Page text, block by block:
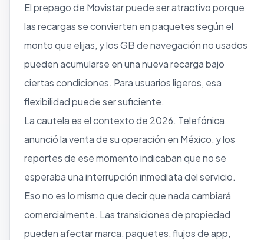
El prepago de Movistar puede ser atractivo porque
las recargas se convierten en paquetes según el
monto que elijas, y los GB de navegación no usados
pueden acumularse en una nueva recarga bajo
ciertas condiciones. Para usuarios ligeros, esa
flexibilidad puede ser suficiente.
La cautela es el contexto de 2026. Telefónica
anunció la venta de su operación en México, y los
reportes de ese momento indicaban que no se
esperaba una interrupción inmediata del servicio.
Eso no es lo mismo que decir que nada cambiará
comercialmente. Las transiciones de propiedad
pueden afectar marca, paquetes, flujos de app,